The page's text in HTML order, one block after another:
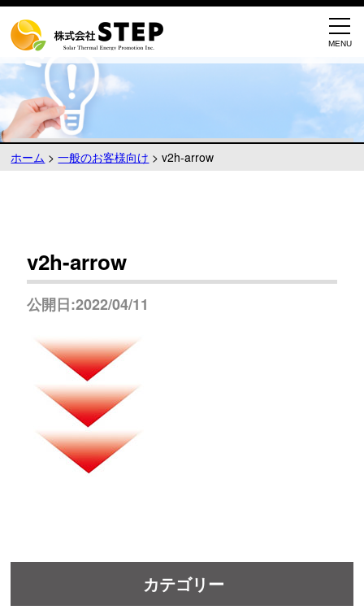
ホーム >一般のお客様向け >v2h-arrow
v2h-arrow
公開日:2022/04/11
カテゴリー